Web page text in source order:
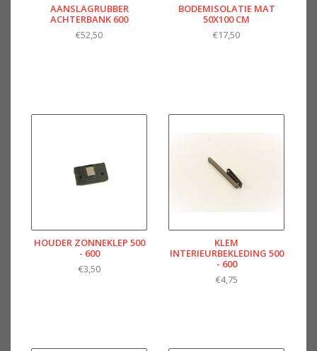
AANSLAGRUBBER
ACHTERBANK 600
€52,50
BODEMISOLATIE MAT
50X100 CM
€17,50
HOUDER ZONNEKLEP 500
- 600
€3,50
KLEM
INTERIEURBEKLEDING 500
- 600
€4,75